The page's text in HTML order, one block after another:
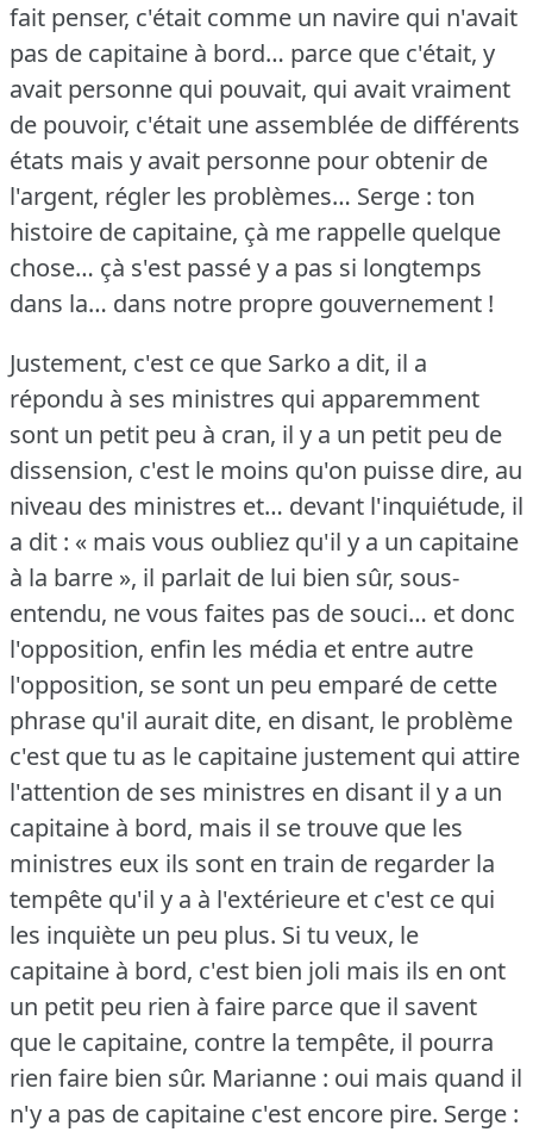
fait penser, c'était comme un navire qui n'avait
pas de capitaine à bord… parce que c'était, y
avait personne qui pouvait, qui avait vraiment
de pouvoir, c'était une assemblée de différents
états mais y avait personne pour obtenir de
l'argent, régler les problèmes… Serge : ton
histoire de capitaine, çà me rappelle quelque
chose… çà s'est passé y a pas si longtemps
dans la… dans notre propre gouvernement !
Justement, c'est ce que Sarko a dit, il a
répondu à ses ministres qui apparemment
sont un petit peu à cran, il y a un petit peu de
dissension, c'est le moins qu'on puisse dire, au
niveau des ministres et… devant l'inquiétude, il
a dit : « mais vous oubliez qu'il y a un capitaine
à la barre », il parlait de lui bien sûr, sous-
entendu, ne vous faites pas de souci… et donc
l'opposition, enfin les média et entre autre
l'opposition, se sont un peu emparé de cette
phrase qu'il aurait dite, en disant, le problème
c'est que tu as le capitaine justement qui attire
l'attention de ses ministres en disant il y a un
capitaine à bord, mais il se trouve que les
ministres eux ils sont en train de regarder la
tempête qu'il y a à l'extérieure et c'est ce qui
les inquiète un peu plus. Si tu veux, le
capitaine à bord, c'est bien joli mais ils en ont
un petit peu rien à faire parce que il savent
que le capitaine, contre la tempête, il pourra
rien faire bien sûr. Marianne : oui mais quand il
n'y a pas de capitaine c'est encore pire. Serge :